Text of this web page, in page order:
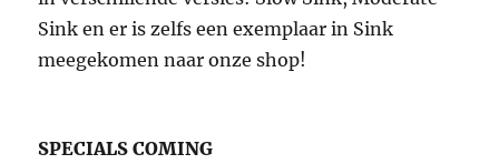
Sink en er is zelfs een exemplaar in Sink
meegekomen naar onze shop!
SPECIALS COMING